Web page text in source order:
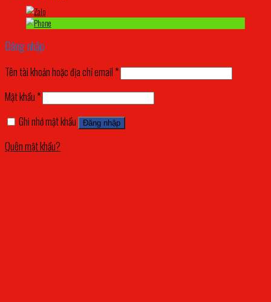
Đăng nhập
Tên tài khoản hoặc địa chỉ email *
Mật khẩu *
Ghi nhớ mật khẩu
Đăng nhập
Quên mật khẩu?